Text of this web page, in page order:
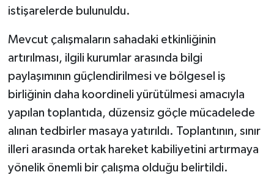
istişarelerde bulunuldu.
Mevcut çalışmaların sahadaki etkinliğinin
artırılması, ilgili kurumlar arasında bilgi
paylaşımının güçlendirilmesi ve bölgesel iş
birliğinin daha koordineli yürütülmesi amacıyla
yapılan toplantıda, düzensiz göçle mücadelede
alınan tedbirler masaya yatırıldı. Toplantının, sınır
illeri arasında ortak hareket kabiliyetini artırmaya
yönelik önemli bir çalışma olduğu belirtildi.